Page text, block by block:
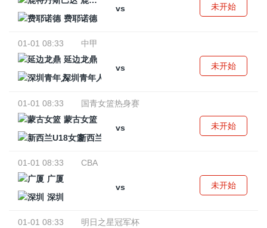
vs
费耶诺德
未开始
01-01 08:33
中甲
延边龙鼎
vs
深圳青年人
未开始
01-01 08:33
国青女篮热身赛
蒙古女篮
vs
新西兰U18女篮
未开始
01-01 08:33
CBA
广厦
vs
深圳
未开始
01-01 08:33
明日之星冠军杯